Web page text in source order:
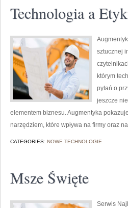
Technologia a
sztucznej
którym
pytań o
jeszcze
elementem biznesu. Augmentyka
narzędziem, które wpływa na firmy oraz
CATEGORIES: NOWE TECHNOLOGIE
Msze Święte
Serwis